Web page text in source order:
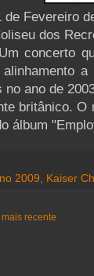
de Fevereiro
dos
concerto
alinhamento
no ano de
britânico. O
álbum
2009, Kaiser
recente